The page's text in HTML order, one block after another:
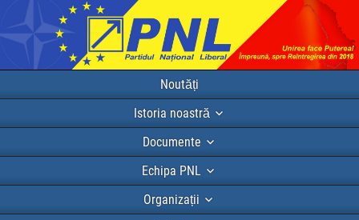
Noutăți
Istoria noastră
Documente
Echipa PNL
Organizații